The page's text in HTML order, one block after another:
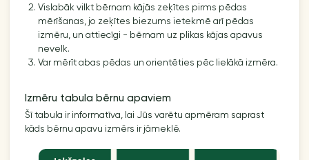
Vislabāk vilkt bērnam kājās zeķītes pirms pēdas
mērīšanas, jo zeķītes biezums ietekmē arī pēdas
izmēru, un attiecīgi - bērnam uz plikas kājas apavus
nevelk.
Var mērīt abas pēdas un orientēties pēc lielākā izmēra.
Izmēru tabula bērnu apaviem
Šī tabula ir informatīva, lai Jūs varētu apmēram saprast
kāds bērnu apavu izmērs ir jāmeklē.